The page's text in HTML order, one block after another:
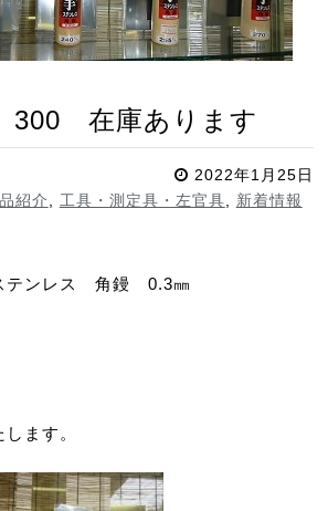
300 在庫あります
2022年1月25日
紹介, 工具・測定具・左官具, 新着情報
ンレス 角鏝 0.3㎜
ます。